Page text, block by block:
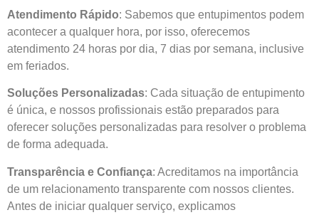
Atendimento Rápido: Sabemos que entupimentos podem
acontecer a qualquer hora, por isso, oferecemos
atendimento 24 horas por dia, 7 dias por semana, inclusive
em feriados.
Soluções Personalizadas: Cada situação de entupimento
é única, e nossos profissionais estão preparados para
oferecer soluções personalizadas para resolver o problema
de forma adequada.
Transparência e Confiança: Acreditamos na importância
de um relacionamento transparente com nossos clientes.
Antes de iniciar qualquer serviço, explicamos